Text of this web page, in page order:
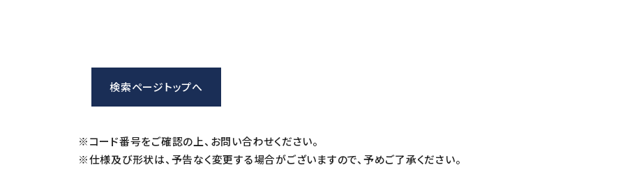
検索ページトップへ
※コード番号をご確認の上、お問い合わせください。
※仕様及び形状は、予告なく変更する場合がございますので、予めご了承ください。